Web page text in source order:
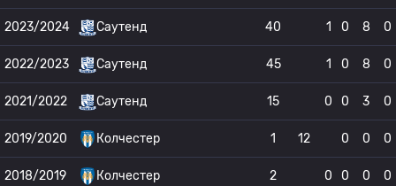
2023/2024 Саутенд 40 1 0 8 0
2022/2023 Саутенд 45 1 0 8 0
2021/2022 Саутенд 15 0 0 3 0
2019/2020 Колчестер 1 12 0 0 0
2018/2019 Колчестер 2 0 0 0 0